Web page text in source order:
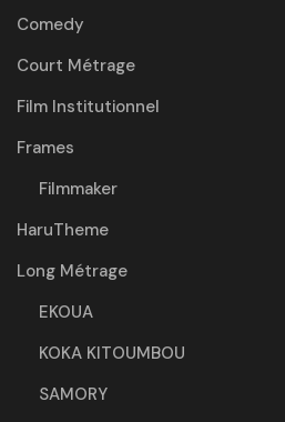
Comedy
Court Métrage
Film Institutionnel
Frames
Filmmaker
HaruTheme
Long Métrage
EKOUA
KOKA KITOUMBOU
SAMORY